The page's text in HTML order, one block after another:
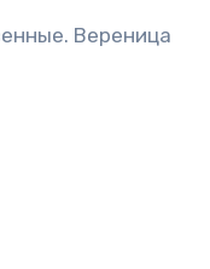
Вереница